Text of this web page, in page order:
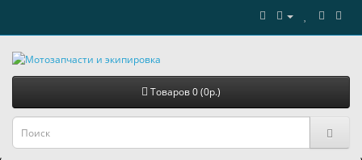
Товаров 0 (0р.)